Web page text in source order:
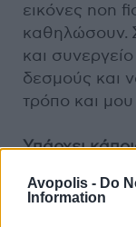
Avopolis - Do
Information
εικόνες non
καθηλώσουν.
και
δεσμούς και
τρόπο και
Υπάρχει
ντοκιμαντέρ